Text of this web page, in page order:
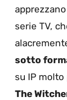
serie TV,
sotto
su IP
The